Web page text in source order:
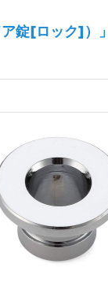
ア錠[ロック]）